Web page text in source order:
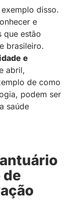
disso.
e
que estão
brasileiro.
e
abril,
de como
podem ser
saúde
de